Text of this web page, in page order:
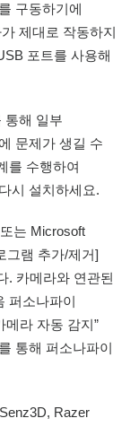
구동하기에
제대로 작동하지
포트를 사용해
통해 일부
문제가 생길 수
를 수행하여
시 설치하세요.
는 Microsoft
그램 추가/제거]
. 카메라와 연관된
퍼소나파이
메라 자동 감지”
통해 퍼소나파이
Razer